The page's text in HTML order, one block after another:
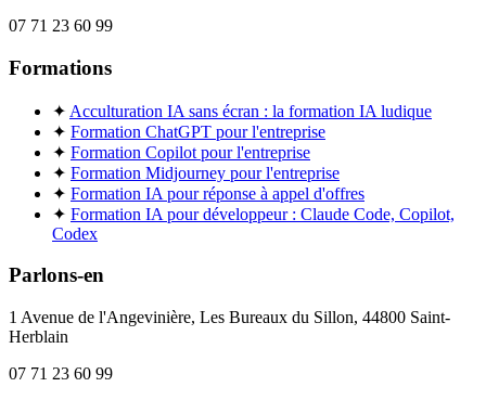
07 71 23 60 99
Formations
✦ Acculturation IA sans écran : la formation IA ludique
✦ Formation ChatGPT pour l'entreprise
✦ Formation Copilot pour l'entreprise
✦ Formation Midjourney pour l'entreprise
✦ Formation IA pour réponse à appel d'offres
✦ Formation IA pour développeur : Claude Code, Copilot,
Codex
Parlons-en
1 Avenue de l'Angevinière, Les Bureaux du Sillon, 44800 Saint-
Herblain
07 71 23 60 99